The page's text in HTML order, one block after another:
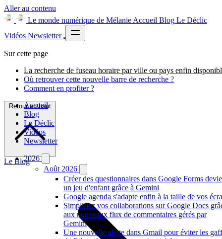
Aller au contenu
Le monde numérique de Mélanie Accueil Blog Le Déclic
Vidéos Newsletter
Accueil
Blog
Le Déclic
Vidéos
Newsletter
2026
Août 2026
Créer des questionnaires dans Google Forms
un jeu d'enfant grâce à Gemini
Google agenda s'adapte enfin à la taille de vos
Simplifiez vos collaborations sur Google Docs
aux nouveaux flux de commentaires gérés par
Gemini
Une nouvelle alerte dans Gmail pour éviter les
Sur cette page
La recherche de fuseau horaire par ville ou pays enfin
Où retrouver cette nouvelle barre de recherche ?
Comment en profiter ?
Retour en haut
Le Blog